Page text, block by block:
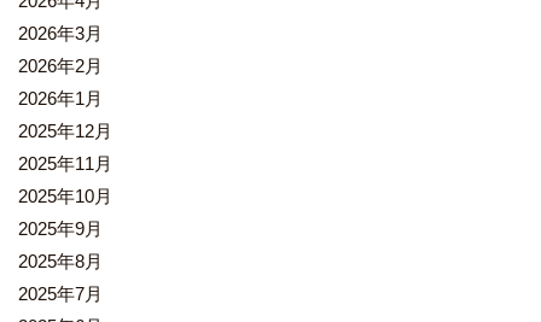
2026年3月
2026年2月
2026年1月
2025年12月
2025年11月
2025年10月
2025年9月
2025年8月
2025年7月